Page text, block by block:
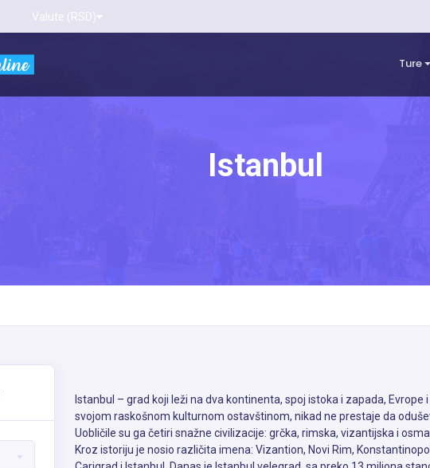
Valute (RSD)
Ture
Istanbul
Istanbul – grad koji leži na dva kontinenta, spoj istoka i zapada, Evrope
svojom raskošnom kulturnom ostavštinom, nikad ne prestaje da
Uobličile su ga četiri snažne civilizacije: grčka, rimska, vizantijska i
Kroz istoriju je nosio različita imena: Vizantion, Novi Rim,